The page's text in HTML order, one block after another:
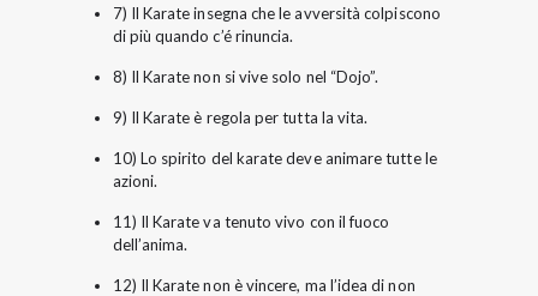
7) Il Karate insegna che le avversità colpiscono
di più quando c’é rinuncia.
8) Il Karate non si vive solo nel “Dojo”.
9) Il Karate è regola per tutta la vita.
10) Lo spirito del karate deve animare tutte le
azioni.
11) Il Karate va tenuto vivo con il fuoco
dell’anima.
12) Il Karate non è vincere, ma l’idea di non